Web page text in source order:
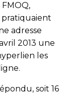
pratiquaient
adresse
2013 une
les
soit 16